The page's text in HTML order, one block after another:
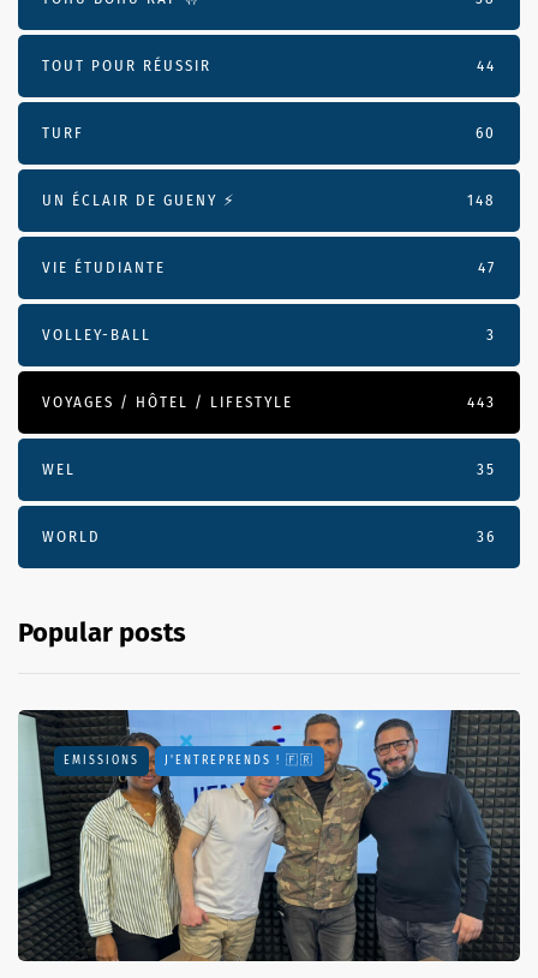
TOUT POUR RÉUSSIR 44
TURF 60
UN ÉCLAIR DE GUENY ⚡️ 148
VIE ÉTUDIANTE 47
VOLLEY-BALL 3
VOYAGES / HÔTEL / LIFESTYLE 443
WEL 35
WORLD 36
Popular posts
EMISSIONS J'ENTREPRENDS ! 🇫🇷